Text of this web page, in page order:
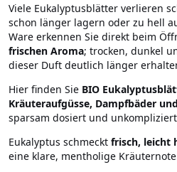
Viele Eukalyptusblätter verlieren
schon länger lagern oder zu hell
Ware erkennen Sie direkt beim
frischen Aroma; trocken, dunkel
dieser Duft deutlich länger
Hier finden Sie BIO
Kräuteraufgüsse, Dampfbäder
sparsam dosiert und
Eukalyptus schmeckt frisch, leicht
eine klare, mentholige